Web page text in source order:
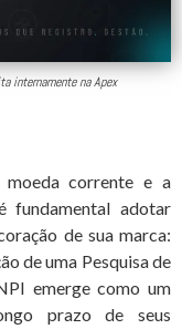
internamente na Apex
corrente e a
fundamental adotar
de sua marca:
de uma Pesquisa de
emerge como um
prazo de seus